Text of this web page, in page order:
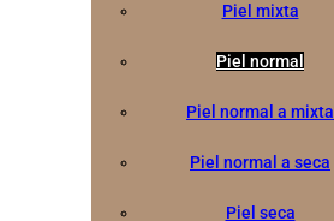
Piel mixta
Piel normal
Piel normal a mixta
Piel normal a seca
Piel seca